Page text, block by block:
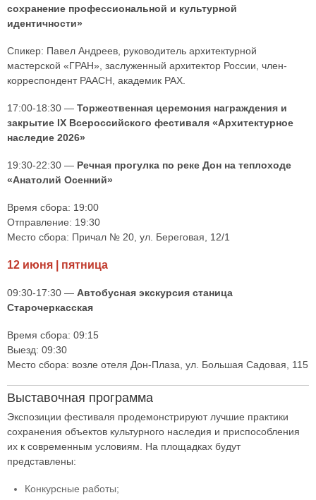
сохранение профессиональной и культурной
идентичности»
Спикер: Павел Андреев, руководитель архитектурной
мастерской «ГРАН», заслуженный архитектор России, член-
корреспондент РААСН, академик РАХ.
17:00-18:30 — Торжественная церемония награждения и
закрытие IX Всероссийского фестиваля «Архитектурное
наследие 2026»
19:30-22:30 — Речная прогулка по реке Дон на теплоходе
«Анатолий Осенний»
Время сбора: 19:00
Отправление: 19:30
Место сбора: Причал № 20, ул. Береговая, 12/1
12 июня | пятница
09:30-17:30 — Автобусная экскурсия станица
Старочеркасская
Время сбора: 09:15
Выезд: 09:30
Место сбора: возле отеля Дон-Плаза, ул. Большая Садовая, 115
Выставочная программа
Экспозиции фестиваля продемонстрируют лучшие практики
сохранения объектов культурного наследия и приспособления
их к современным условиям. На площадках будут
представлены:
Конкурсные работы;